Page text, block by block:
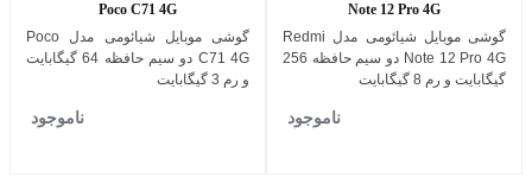
Note 12 Pro 4G
گوشی موبایل شیائومی مدل Redmi
Note 12 Pro 4G دو سیم حافظه 256
گیگابایت و رم 8 گیگابایت
ناموجود
Poco C71 4G
گوشی موبایل شیائومی مدل Poco
C71 4G دو سیم حافظه 64 گیگابایت
و رم 3 گیگابایت
ناموجود